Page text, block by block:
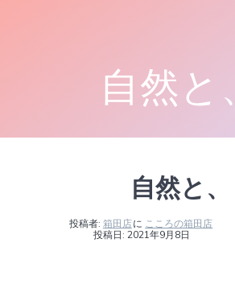
ツ
へ
ス
ッ
自然と、
自然と、
投稿者: 箱田店に こころの箱田店
投稿日: 2021年9月8日